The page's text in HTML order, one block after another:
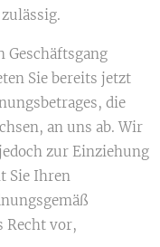
Geschäftsgang
Sie bereits jetzt
die
an uns ab. Wir
zur Einziehung
Sie Ihren
Recht vor,